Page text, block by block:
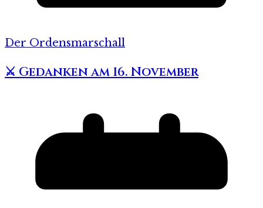
Der Ordensmarschall
⚔️ Gedanken am 16. November